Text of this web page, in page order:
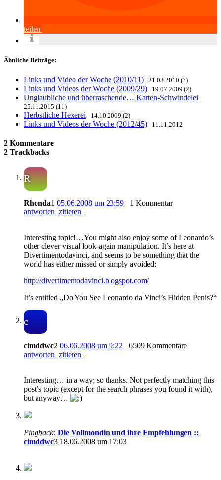
teilen
Ähnliche Beiträge:
Links und Video der Woche (2010/11) 21.03.2010 (7)
Links und Videos der Woche (2009/29) 19.07.2009 (2)
Unglaubliche und überraschende… Karten-Schwindelei
25.11.2015 (11)
Herbstliche Hexerei 14.10.2009 (2)
Links und Videos der Woche (2012/45) 11.11.2012
2 Kommentare
2 Trackbacks
R
Rhonda1 05.06.2008 um 23:59
1 Kommentar
antworten zitieren
Interesting topic!…You might also enjoy some of Leonardo’s
other clever visual look-again manipulation. It’s here at
Divertimentodavinci, and seems to be something that the
world has either missed or simply avoided:
http://divertimentodavinci.blogspot.com/
It’s entitled „Do You See Leonardo da Vinci’s Hidden Penis?“
c
cimddwc2 06.06.2008 um 9:22
6509 Kommentare
antworten zitieren
Interesting… in a way; so thanks. Not perfectly matching this
post’s topic (except for the search phrases you found it with),
but anyway…
Pingback: Die Vollmondin und ihre Empfehlungen ::
cimddwc3 18.06.2008 um 17:03